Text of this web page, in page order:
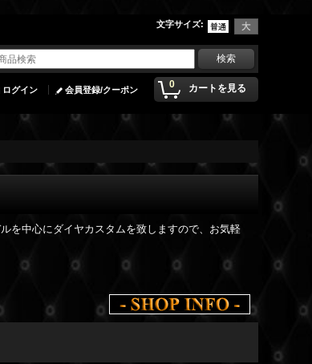
文字サイズ:
0 カートを見る
ログイン 会員登録/クーポン
を中心にダイヤカスタムを致しますので、お気軽